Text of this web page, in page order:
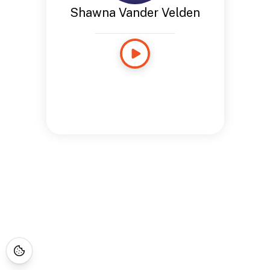
Shawna Vander Velden